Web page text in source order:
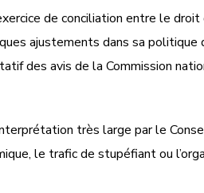
de conciliation entre le droit
ajustements dans sa politique
des avis de la Commission
très large par le
le trafic de stupéfiant ou